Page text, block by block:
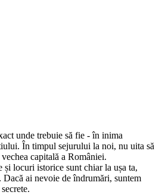
unde trebuie să fie - în inima
În timpul sejurului la noi, nu uita să
capitală a României.
și locuri istorice sunt chiar la ușa ta,
Dacă ai nevoie de îndrumări, suntem